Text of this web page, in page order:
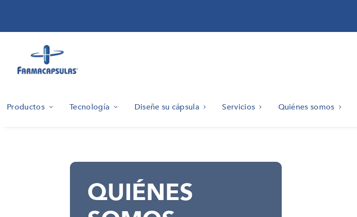
Productos Tecnología Diseñe su cápsula Servicios Quiénes somos
QUIÉNES